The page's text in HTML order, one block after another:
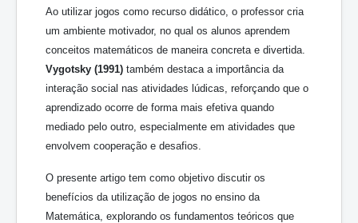
Ao utilizar jogos como recurso didático, o professor cria
um ambiente motivador, no qual os alunos aprendem
conceitos matemáticos de maneira concreta e divertida.
Vygotsky (1991) também destaca a importância da
interação social nas atividades lúdicas, reforçando que o
aprendizado ocorre de forma mais efetiva quando
mediado pelo outro, especialmente em atividades que
envolvem cooperação e desafios.
O presente artigo tem como objetivo discutir os
benefícios da utilização de jogos no ensino da
Matemática, explorando os fundamentos teóricos que